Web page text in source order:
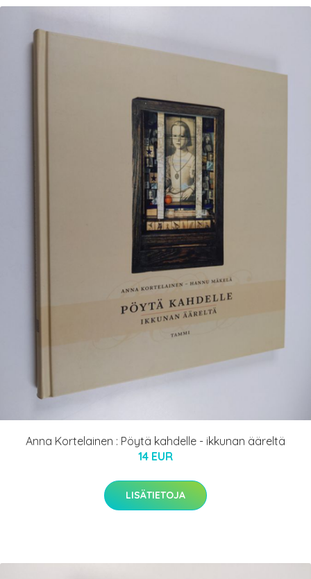
Anna Kortelainen : Pöytä kahdelle - ikkunan ääreltä
14 EUR
LISÄTIETOJA